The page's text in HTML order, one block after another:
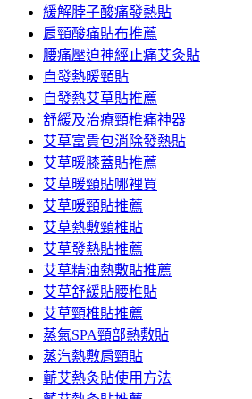
緩解脖子酸痛發熱貼
肩頸酸痛貼布推薦
腰痛壓迫神經止痛艾灸貼
自發熱暖頸貼
自發熱艾草貼推薦
舒緩及治療頸椎痛神器
艾草富貴包消除發熱貼
艾草暖膝蓋貼推薦
艾草暖頸貼哪裡買
艾草暖頸貼推薦
艾草熱敷頸椎貼
艾草發熱貼推薦
艾草精油熱敷貼推薦
艾草舒緩貼腰椎貼
艾草頸椎貼推薦
蒸氣SPA頸部熱敷貼
蒸汽熱敷肩頸貼
蘄艾熱灸貼使用方法